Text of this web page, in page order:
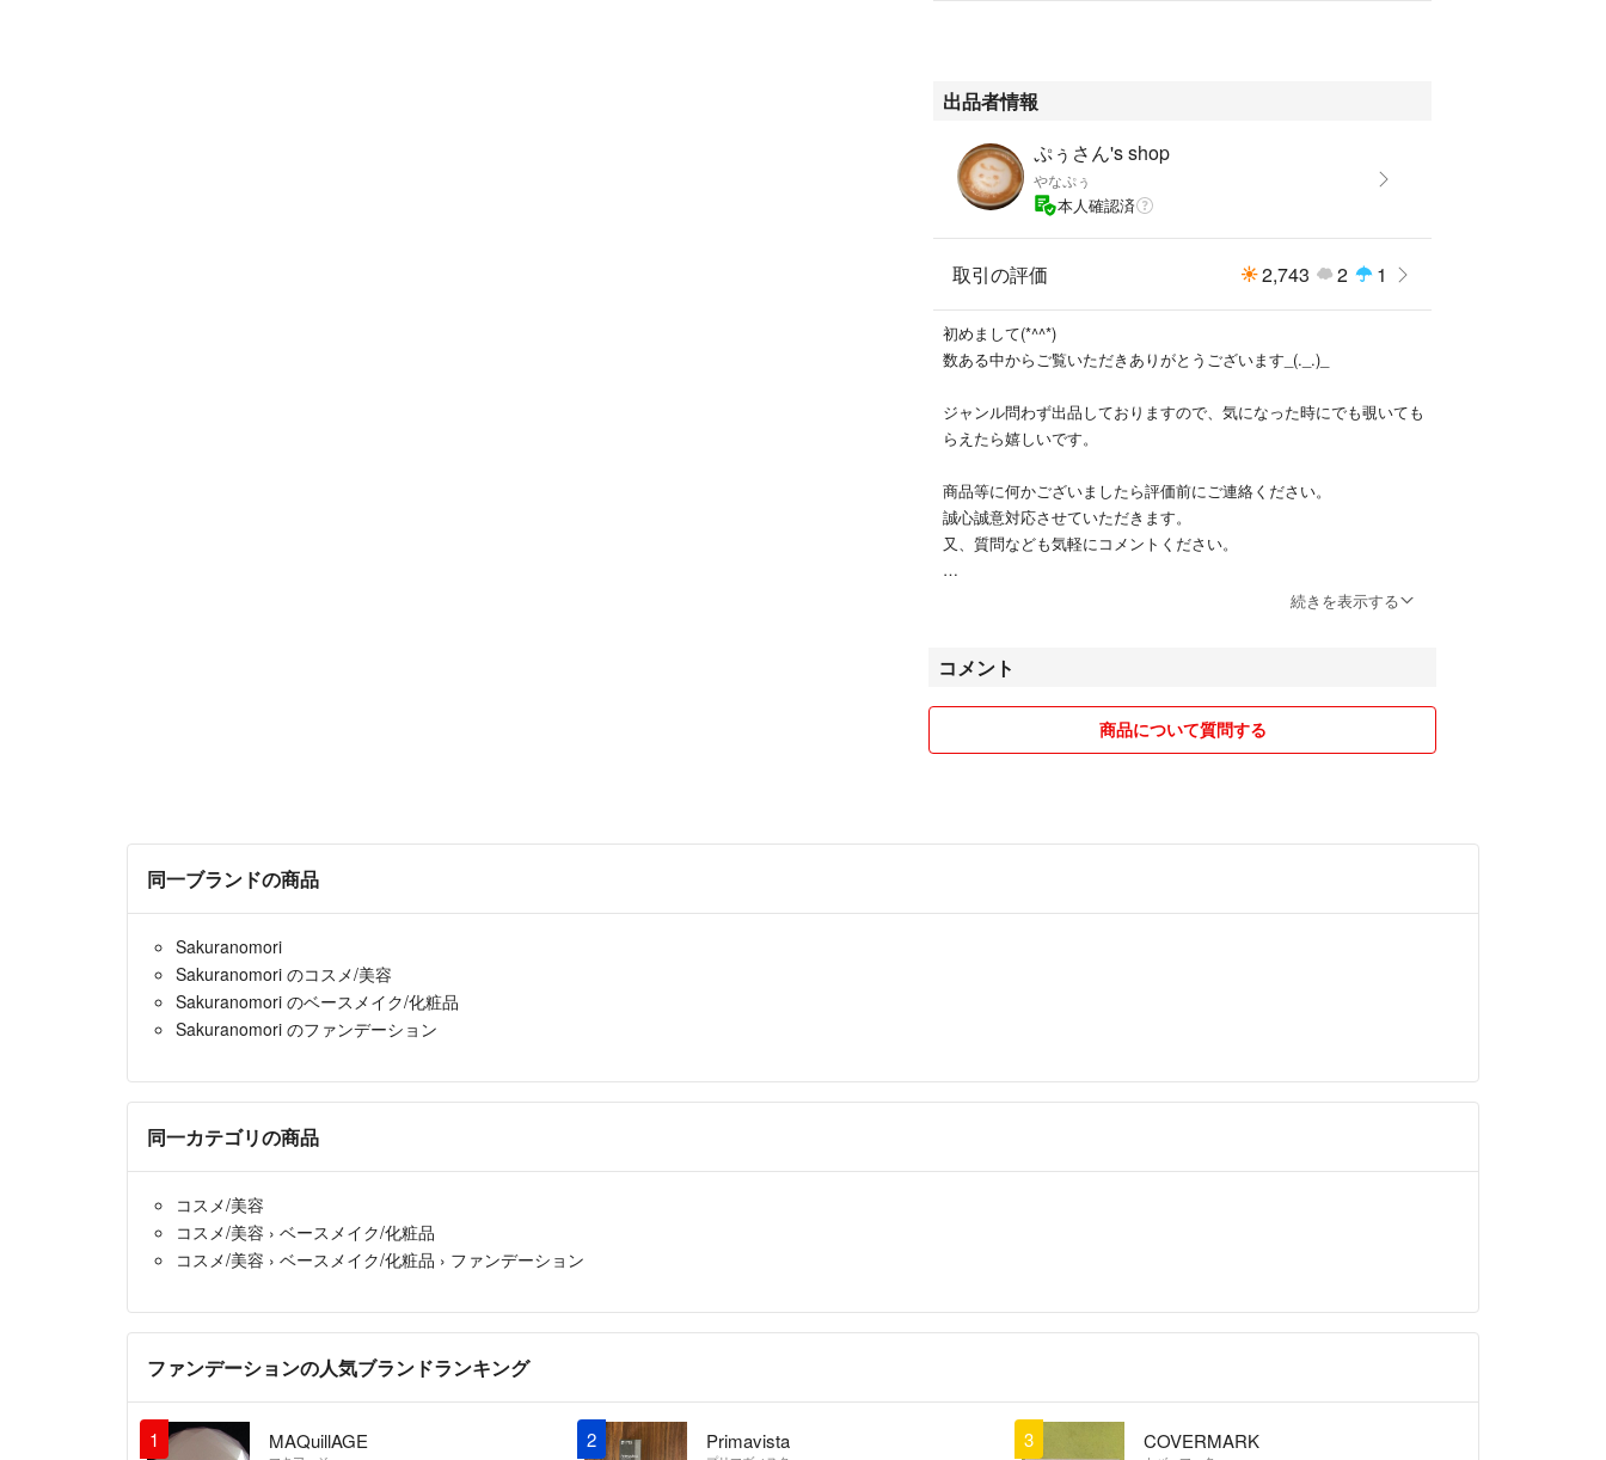
出品者情報
ぷぅさん's shop
やなぷぅ
本人確認済
取引の評価 2,743 2 1
初めまして(*^^*)
数ある中からご覧いただきありがとうございます_(._.)_
ジャンル問わず出品しておりますので、気になった時にでも覗いても
らえたら嬉しいです。
商品等に何かございましたら評価前にご連絡ください。
誠心誠意対応させていただきます。
又、質問なども気軽にコメントください。
続きを表示する
コメント
商品について質問する
同一ブランドの商品
Sakuranomori
Sakuranomori のコスメ/美容
Sakuranomori のベースメイク/化粧品
Sakuranomori のファンデーション
同一カテゴリの商品
コスメ/美容
コスメ/美容 › ベースメイク/化粧品
コスメ/美容 › ベースメイク/化粧品 › ファンデーション
ファンデーションの人気ブランドランキング
1 MAQuillAGE 2 Primavista 3 COVERMARK